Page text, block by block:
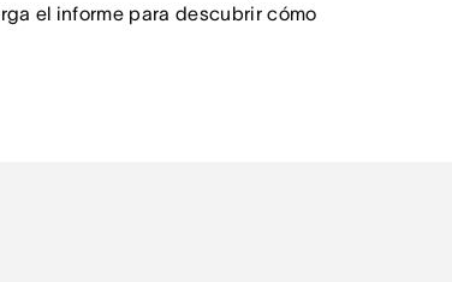
el informe para descubrir cómo